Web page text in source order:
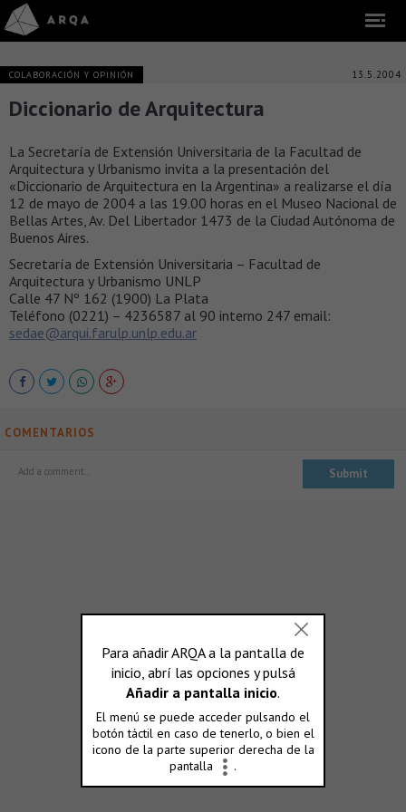
COLABORACIÓN Y OPINIÓN 13.5.2004
Diccionario de Arquitectura
La Secretaría de Extensión Universitaria de la Facultad de
Arquitectura y Urbanismo invita a la presentación del
«Diccionario de Arquitectura en la Argentina» a realizarse el día
12 de mayo de 2004 a las 19.00 horas en el Museo Nacional de
Bellas Artes, Av. Del Libertador 1473 de la Ciudad Autónoma de
Buenos Aires.
Secretaría de Extensión Universitaria – Facultad de
Arquitectura y Urbanismo UNLP
Calle 47 Nº 162 (1900) La Plata
Teléfono (0221) – 4236587 al 90 interno 247 email:
sedae@arqui.farulp.unlp.edu.ar
COMENTARIOS